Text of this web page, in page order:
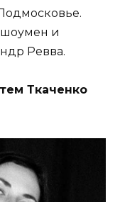
и
Ревва.
Ткаченко